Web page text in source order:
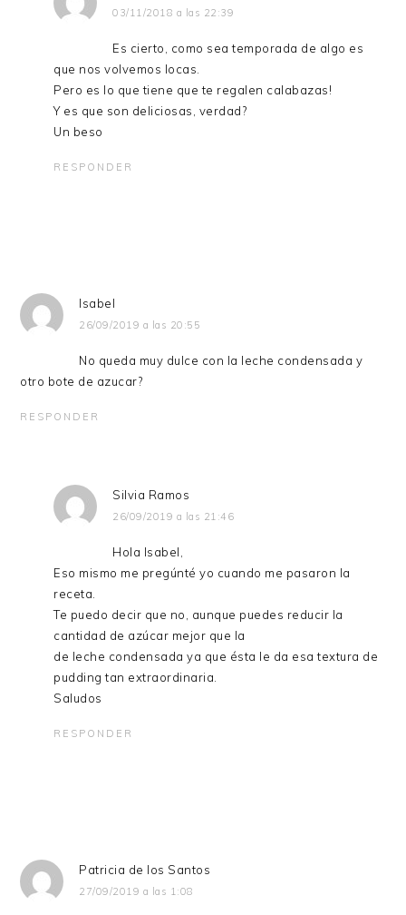
03/11/2018 a las 22:39
Es cierto, como sea temporada de algo es
que nos volvemos locas.
Pero es lo que tiene que te regalen calabazas!
Y es que son deliciosas, verdad?
Un beso
RESPONDER
Isabel
26/09/2019 a las 20:55
No queda muy dulce con la leche condensada y
otro bote de azucar?
RESPONDER
Silvia Ramos
26/09/2019 a las 21:46
Hola Isabel,
Eso mismo me pregúnté yo cuando me pasaron la
receta.
Te puedo decir que no, aunque puedes reducir la
cantidad de azúcar mejor que la
de leche condensada ya que ésta le da esa textura de
pudding tan extraordinaria.
Saludos
RESPONDER
Patricia de los Santos
27/09/2019 a las 1:08